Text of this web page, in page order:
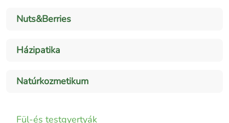
Nuts&Berries
Házipatika
Natúrkozmetikum
Fül-és testgyertyák